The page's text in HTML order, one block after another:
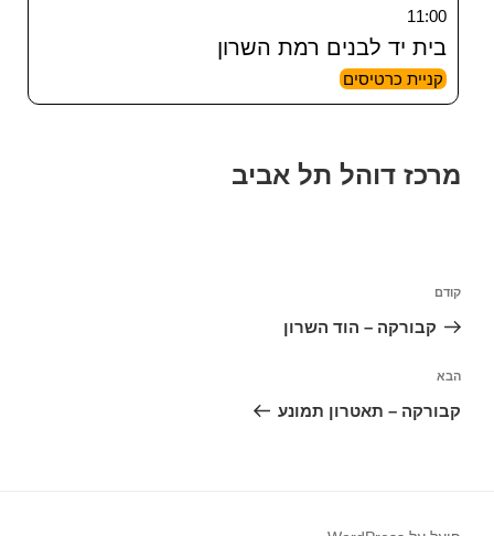
11:00
בית יד לבנים רמת השרון
קניית כרטיסים
מרכז דוהל תל אביב
הפוסט
הקודם
קודם
קבורקה – הוד השרון
הפוסט
הבא
הבא
קבורקה – תאטרון תמונע